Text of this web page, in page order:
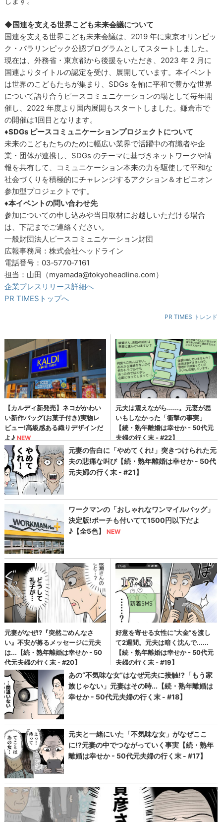
◆国連を支える世界こども未来会議について
国連を支える世界こども未来会議は、2019 年に東京オリンピッ
ク・パラリンピック公認プログラムとしてスタートしました。
現在は、外務省・東京都から後援をいただき、2023 年 2 月に
国連よりタイトルの認定を受け、展開しています。本イベント
は世界のこどもたちが集まり、SDGs を軸に平和で豊かな世界
について語り合うピースコミュニケーションの場として毎年開
催し、2022 年度より国内展開もスタートしました。鎌倉市で
の開催は1回目となります。
♦SDGs ピースコミュニケーションプロジェクトについて
未来のこどもたちのために幅広い業界で活躍中の有識者や企
業・団体が連携し、SDGs のテーマに基づきネットワークや情
報を共有して、コミュニケーション本来の力を駆使して平和な
社会づくりを積極的にチャレンジするアクション＆オピニオン
参加型プロジェクトです。
♦本イベントの問い合わせ先
参加についての申し込みや当日取材にお越しいただける場合
は、下記までご連絡ください。
一般財団法人ピースコミュニケーション財団
広報事務局：株式会社ヘッドライン
電話番号：03‐5770‐7161
担当：山田（myamada@tokyoheadline.com）
企業プレスリリース詳細へ
PR TIMESトップへ
PR TIMES トレンド